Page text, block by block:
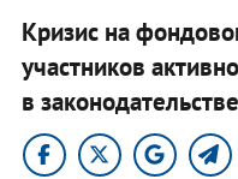
Кризис на
участников
в